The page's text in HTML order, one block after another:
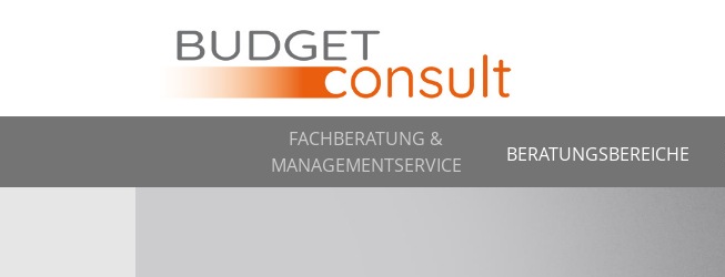
FACHBERATUNG &
MANAGEMENTSERVICE
BERATUNGSBEREICHE